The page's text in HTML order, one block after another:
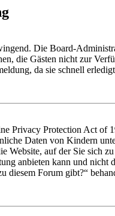
Die Board-
die Gästen nicht zur
da sie schnell
Privacy Protection Act of
Daten von Kindern
Website, auf der Sie sich
anbieten kann und
diesem Forum gibt?“